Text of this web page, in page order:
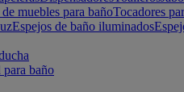
muebles para bañoTocadores
Espejos de baño iluminados
para baño